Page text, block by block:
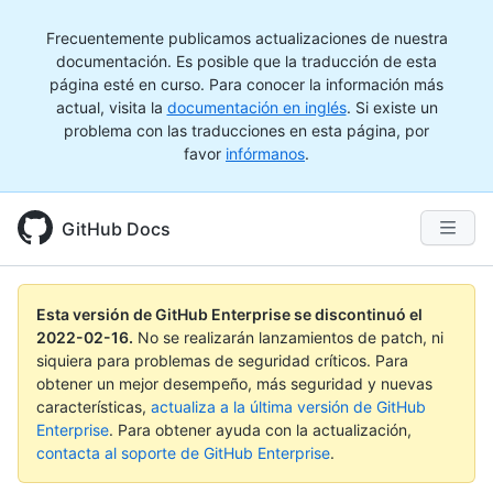
Frecuentemente publicamos actualizaciones de nuestra
documentación. Es posible que la traducción de esta
página esté en curso. Para conocer la información más
actual, visita la documentación en inglés. Si existe un
problema con las traducciones en esta página, por
favor infórmanos.
GitHub Docs
Esta versión de GitHub Enterprise se discontinuó el
2022-02-16. No se realizarán lanzamientos de patch, ni
siquiera para problemas de seguridad críticos. Para
obtener un mejor desempeño, más seguridad y nuevas
características, actualiza a la última versión de GitHub
Enterprise. Para obtener ayuda con la actualización,
contacta al soporte de GitHub Enterprise.